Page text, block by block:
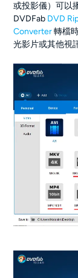
或投影儀）可以
DVDFab DVD
Converter轉檔
光影片或其他視